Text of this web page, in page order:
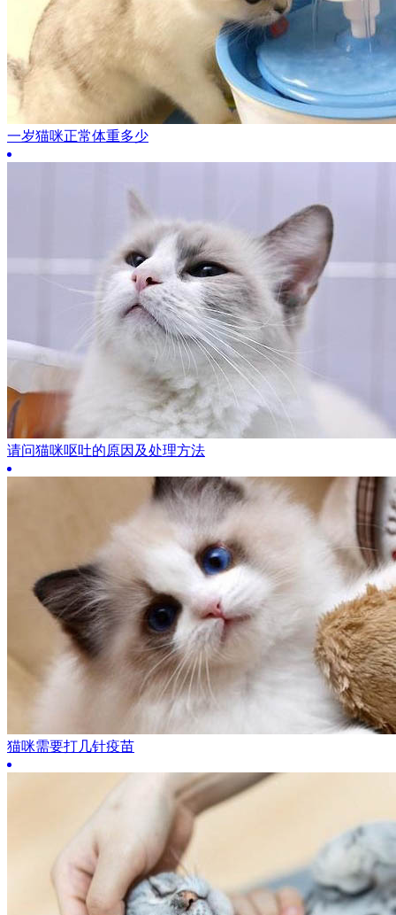
一岁猫咪正常体重多少
请问猫咪呕吐的原因及处理方法
猫咪需要打几针疫苗